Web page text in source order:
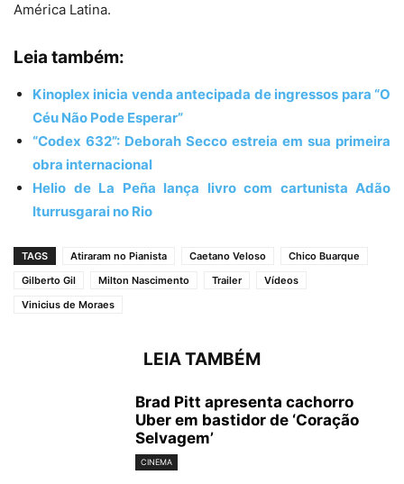
América Latina.
Leia também:
Kinoplex inicia venda antecipada de ingressos para “O
Céu Não Pode Esperar”
“Codex 632”: Deborah Secco estreia em sua primeira
obra internacional
Helio de La Peña lança livro com cartunista Adão
Iturrusgarai no Rio
TAGS Atiraram no Pianista Caetano Veloso
Chico Buarque
Gilberto Gil
Milton Nascimento Trailer
Vídeos
Vinicius de Moraes
LEIA TAMBÉM
Brad Pitt apresenta cachorro
Uber em bastidor de ‘Coração
Selvagem’
CINEMA